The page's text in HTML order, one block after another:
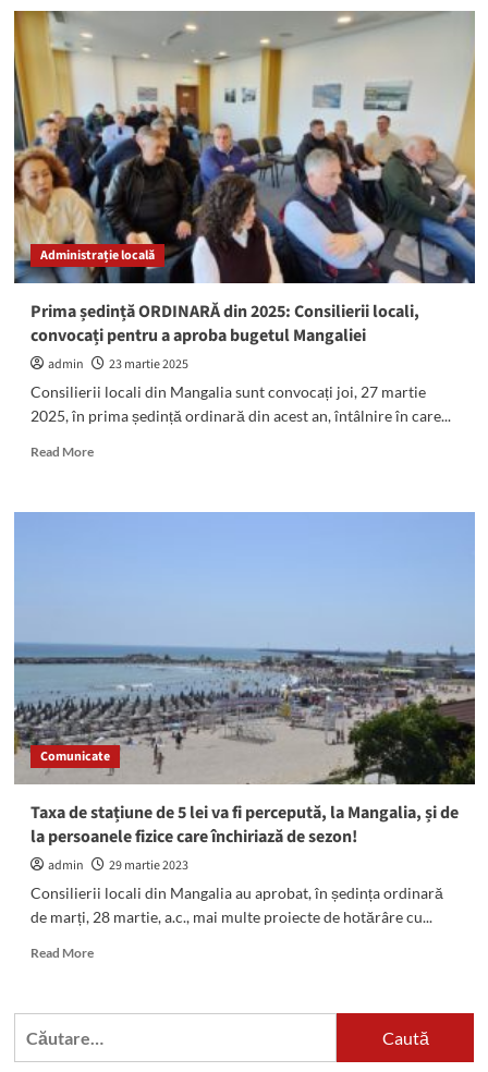
Ultima
ședință
ordinară
Mangalia:
Taxa
de
salubrizare
și
taxele
speciale,
funcționarea
bazelor
și
organigrama
spitalului,
ordinea
de
Administrație locală
Prima ședință ORDINARĂ din 2025: Consilierii locali,
convocați pentru a aproba bugetul Mangaliei
admin
23 martie 2025
Consilierii locali din Mangalia sunt convocați joi, 27 martie
2025, în prima ședință ordinară din acest an, întâlnire în care...
Read MoreRead
Prima
convocați
a
aproba
bugetul
Mangaliei
Comunicate
Taxa de stațiune de 5 lei va fi percepută, la Mangalia, și de
la persoanele fizice care închiriază de sezon!
admin
29 martie 2023
Consilierii locali din Mangalia au aprobat, în ședința ordinară
de marți, 28 martie, a.c., mai multe proiecte de hotărâre cu...
Read MoreRead
Taxa
Caută